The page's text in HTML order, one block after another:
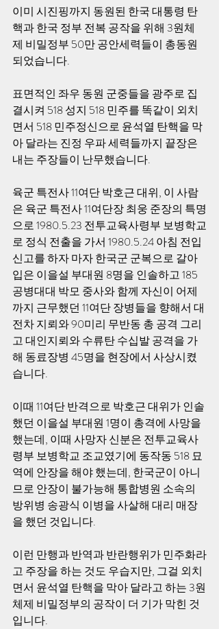
이미 시진핑까지 동원된 한국 대통령 탄
핵과 한국 정부 전복 공작을 위해 3원체
제 비밀정부 50만 공안세력들이 총동원
되었습니다.
표면적인 좌우 동원 군중들을 광주로 집
결시켜 518 성지 518 민주를 똑같이 외치
면서 518 민주정신으로 윤석열 탄핵을 막
아 달라는 진정 우파 세력들까지 끝장은
내는 주장들이 난무했습니다.
육군 특전사 11여단 박호근 대위, 이 사람
은 육군 특전사 11여단장 최웅 준장의 특명
으로 1980.5.23 전투교육사령부 보병학교
로 정식 전출을 가서 1980.5.24 아침 전입
신고를 하자 마자 한국군 군복으로 갈아
입은 이을설 부대원 8명을 인솔하고 185
공병대대 박모 중사와 함께 자신이 어제
까지 근무했던 11여단 장병들을 향해서 대
전차 지뢰와 90미리 무반동 총 공격 그리
고 대인지뢰와 수류탄 수십발 공격을 가
해 동료장병 45명을 현장에서 사상시켰
습니다.
이때 11여단 반격으로 박호근 대위가 인솔
했던 이을설 부대원 1명이 총격에 사망을
했는데, 이때 사망자 신분은 전투교육사
령부 보병학교 조교였기에 동작동 518 묘
역에 안장을 해야 했는데, 한국군이 아니
므로 안장이 불가능해 통합병원 소속의
방위병 송광식 이병을 사살해 대리 매장
을 했던 것입니다.
이런 만행과 반역과 반란행위가 민주화라
고 주장을 하는 것도 우습지만, 그걸 외치
면서 윤석열 탄핵을 막아 달라고 하는 3원
체제 비밀정부의 공작이 더 기가 막힌 것
입니다.